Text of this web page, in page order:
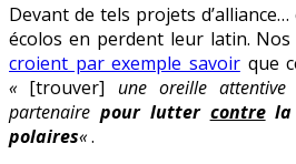
Devant de tels projets
écolos en perdent leur latin.
croient par exemple savoirque
« [trouver] une oreille
partenaire pour lutter contrela
polaires«.